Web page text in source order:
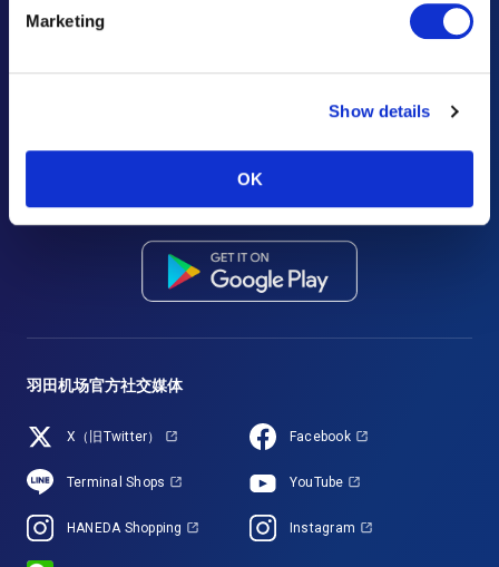
Marketing
Show details
OK
灾难响应
"Haneda Navigator"
“HANEDA Navigator”让羽田机场之旅更加舒适。提供航班/设施信息搜
索、收藏夹以及直观的导航功能，便捷旅行轻松出行。充分利用在羽田机
羽田机场官方社交媒体
X（旧Twitter） Facebook
Terminal Shops YouTube
HANEDA Shopping Instagram